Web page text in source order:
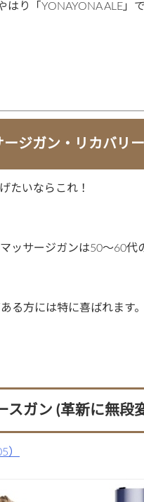
り「YONAYONA ALE」で
ジガン・リカバリ
たいならこれ！
ッサージガンは50〜60代
る方には特に喜ばれます。
スガン (革新に無段
）